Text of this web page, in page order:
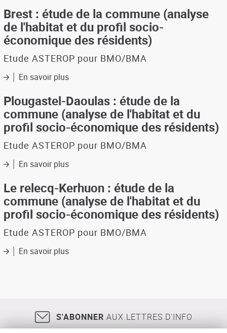
du
profil
socio-
économique
des
résidents)
:
étude
de
la
(analyse
l'habitat
du
profil
socio-
économique
des
résidents)
Brest : étude de la commune (analyse
de l'habitat et du profil socio-
économique des résidents)
Etude ASTEROP pour BMO/BMA
En savoir plussur
:
étude
de
la
(analyse
l'habitat
du
profil
socio-
économique
des
résidents)
Plougastel-Daoulas : étude de la
commune (analyse de l'habitat et du
profil socio-économique des résidents)
Etude ASTEROP pour BMO/BMA
En savoir plussur
Daoulas
:
étude
de
commune
de
économique
des
Le relecq-Kerhuon : étude de la
commune (analyse de l'habitat et du
profil socio-économique des résidents)
Etude ASTEROP pour BMO/BMA
En savoir plussur
de
la
S'ABONNER AUX LETTRES D'INFO